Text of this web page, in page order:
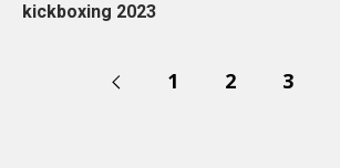
kickboxing 2023
1 2 3